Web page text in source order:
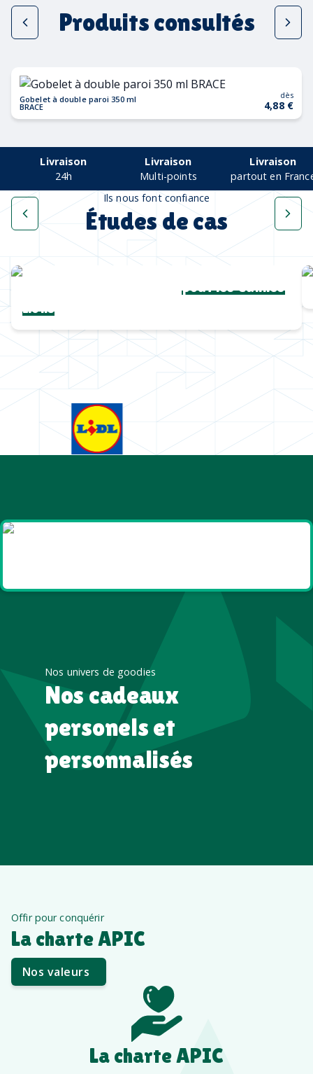
Produits consultés
Gobelet à double paroi 350 ml
BRACE
dès
4,88 €
Livraison
24h
Livraison
Multi-points
Livraison
partout en
Ils nous font confiance
Études de cas
Une collection complètepour les Cannes
Lions
Nos univers de goodies
Nos cadeaux
personels et
personnalisés
Offir pour conquérir
La charte APIC
Nos valeurs
La charte APIC